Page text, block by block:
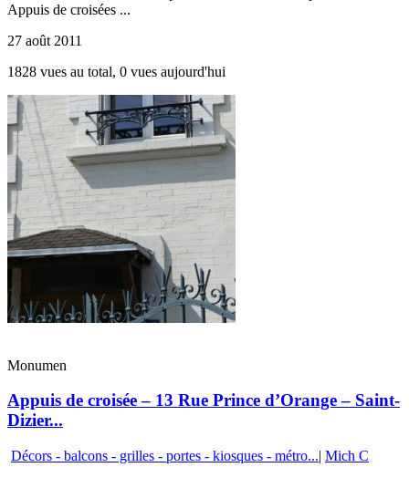
Appuis de croisées ...
27 août 2011
1828 vues au total, 0 vues aujourd'hui
Monumen
Appuis de croisée – 13 Rue Prince d’Orange – Saint-
Dizier...
Décors - balcons - grilles - portes - kiosques - métro...| Mich C